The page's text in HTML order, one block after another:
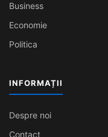
Business
Economie
Politica
INFORMAȚII
Despre noi
Contact